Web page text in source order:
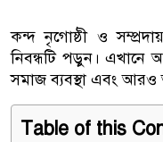
কন্দ নৃগোষ্ঠী ও
নিবন্ধটি পড়ুন। এখানে
সমাজ ব্যবস্থা এবং
Table of this